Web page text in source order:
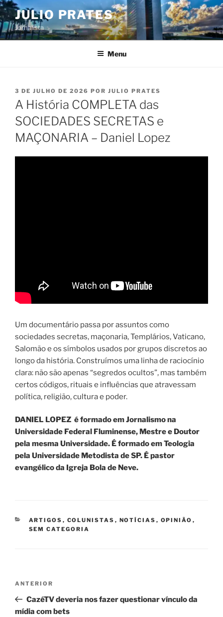
Pular
para
o
conteúdo
JULIO PRATES
Jornalista
Menu
PUBLICADO
EM
3 DE JULHO DE 2026 POR JULIO PRATES
A História COMPLETA das
SOCIEDADES SECRETAS e
MAÇONARIA – Daniel Lopez
Um documentário passa por assuntos como
sociedades secretas, maçonaria, Templários, Vaticano,
Salomão e os símbolos usados por grupos discretos ao
longo da história. Construímos uma linha de raciocínio
clara: não são apenas “segredos ocultos”, mas também
certos códigos, rituais e influências que atravessam
política, religião, cultura e poder.
DANIEL LOPEZ é formado em Jornalismo na
Universidade Federal Fluminense, Mestre e Doutor
pela mesma Universidade. É formado em Teologia
pela Universidade Metodista de SP. É pastor
evangélico da Igreja Bola de Neve.
CATEGORIAS
ARTIGOS , COLUNISTAS , NOTÍCIAS , OPINIÃO ,
SEM CATEGORIA
Post
Post
anterior
ANTERIOR
CazéTV deveria nos fazer questionar vínculo da
mídia com bets